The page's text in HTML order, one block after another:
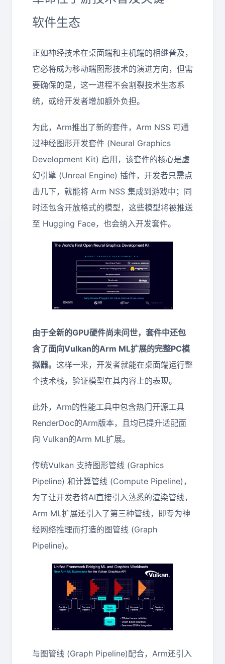
软件生态
正如神经技术在桌面端和主机端的相继普及，
它必将成为移动端图形技术的演进方向，但需
要确保的是，这一进程不会割裂技术生态系
统，或给开发者增加额外负担。
为此，Arm推出了新的套件，Arm NSS 可通
过神经图形开发套件 (Neural Graphics
Development Kit) 启用，该套件的核心是虚
幻引擎 (Unreal Engine) 插件，开发者只需点
击几下，就能将 Arm NSS 集成到游戏中；同
时还包含开放格式的模型，这些模型将被推送
至 Hugging Face，也会纳入开发套件。
由于全新的GPU硬件尚未问世，套件中还包
含了面向Vulkan的Arm ML扩展的完整PC模
拟器。 这样一来，开发者就能在桌面端运行整
个技术栈，验证模型在其内容上的表现。
此外，Arm的性能工具中包含热门开源工具
RenderDoc的Arm版本，且均已提升适配面
向 Vulkan的Arm ML扩展。
传统Vulkan 支持图形管线 (Graphics
Pipeline) 和计算管线 (Compute Pipeline)，
为了让开发者将AI直接引入熟悉的渲染管线，
Arm ML扩展还引入了第三种管线，即专为神
经网络推理而打造的图管线 (Graph
Pipeline)。
与图管线 (Graph Pipeline)配合，Arm还引入